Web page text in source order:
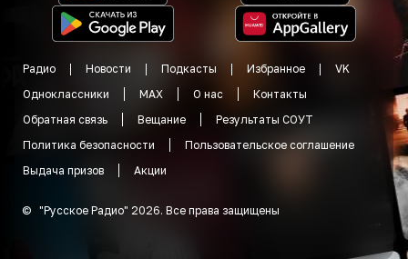
Радио Новости Подкасты Избранное
VK
Одноклассники
MAX О нас
Контакты
Обратная связь
Вещание
Результаты СОУТ
Политика безопасности
Пользовательское соглашение
Выдача призов
Акции
© "Русское Радио" 2026. Все права защищены